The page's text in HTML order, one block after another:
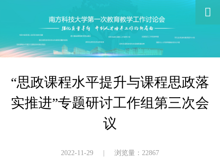

“思政课程水平提升与课程思政落
实推进”专题研讨工作组第三次会
议
2022-11-29 | 浏览量：22867